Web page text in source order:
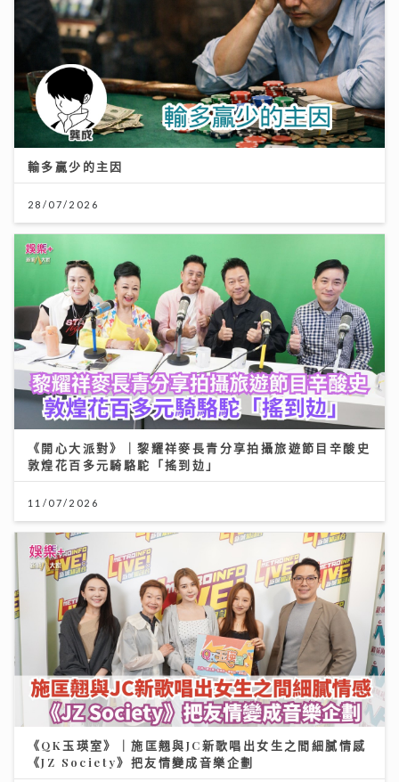
輸多贏少的主因
28/07/2026
《開心大派對》｜黎耀祥麥長青分享拍攝旅遊節目辛酸史
敦煌花百多元騎駱駝「搖到攰」
11/07/2026
《QK玉瑛室》｜施匡翹與JC新歌唱出女生之間細膩情感
《JZ Society》把友情變成音樂企劃